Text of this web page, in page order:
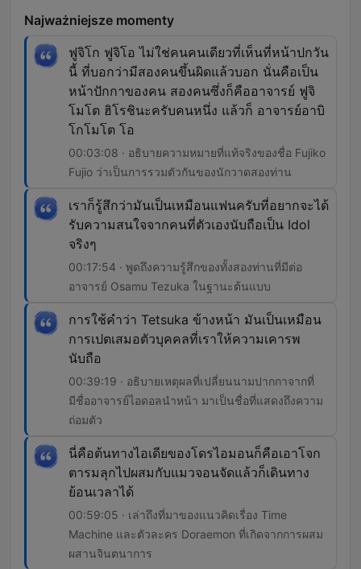
Najważniejsze momenty
ฟูจิโก ฟูจิโอ ไม่ใช่คนคนเดียวที่เห็นที่หน้าปกวัน
นี้ ที่บอกว่ามีสองคนขึ้นผิดแล้วบอก นั่นคือเป็น
หน้าปักกาของคน สองคนซึ่งก็คืออาจารย์ ฟูจิ
โมโต ฮิโรชินะครับคนหนึ่ง แล้วก็ อาจารย์อาบิ
โกโมโต โอ
00:03:08 · อธิบายความหมายที่แท้จริงของชื่อ Fujiko
Fujio ว่าเป็นการรวมตัวกันของนักวาดสองท่าน
เราก็รู้สึกว่ามันเป็นเหมือนแฟนครับที่อยากจะได้
รับความสนใจจากคนที่ตัวเองนับถือเป็น Idol
จริงๆ
00:17:54 · พูดถึงความรู้สึกของทั้งสองท่านที่มีต่อ
อาจารย์ Osamu Tezuka ในฐานะต้นแบบ
การใช้คำว่า Tetsuka ข้างหน้า มันเป็นเหมือน
การเปตเสมอตัวบุคคลที่เราให้ความเคารพ
นับถือ
00:39:19 · อธิบายเหตุผลที่เปลี่ยนนามปากกาจากที่
มีชื่ออาจารย์ไอดอลนำหน้า มาเป็นชื่อที่แสดงถึงความ
ถ่อมตัว
นี่คือต้นทางไอเดียของโดรไอมอนก็คือเอาโจก
ตารมลุกไปผสมกับแมวจอนจัดแล้วก็เดินทาง
ย้อนเวลาได้
00:59:05 · เล่าถึงที่มาของแนวคิดเรื่อง Time
Machine และตัวละคร Doraemon ที่เกิดจากการผสม
ผสานจินตนาการ